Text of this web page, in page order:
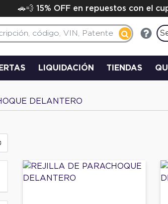
🚗💨 15% OFF en repuestos con el
LIQUIDACIÓN TIENDAS
DELANTERO